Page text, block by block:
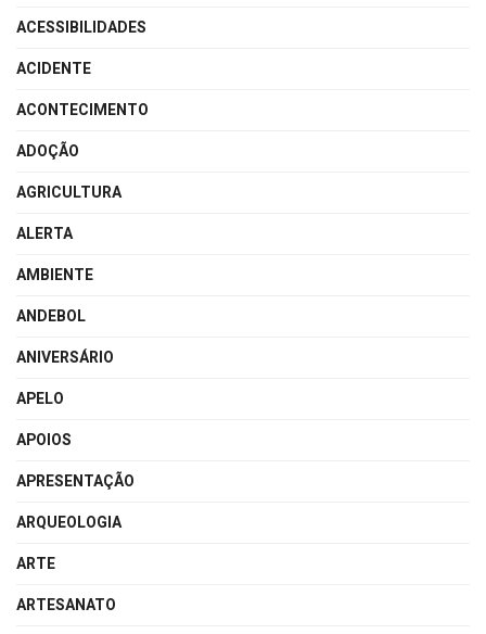
ACESSIBILIDADES
ACIDENTE
ACONTECIMENTO
ADOÇÃO
AGRICULTURA
ALERTA
AMBIENTE
ANDEBOL
ANIVERSÁRIO
APELO
APOIOS
APRESENTAÇÃO
ARQUEOLOGIA
ARTE
ARTESANATO